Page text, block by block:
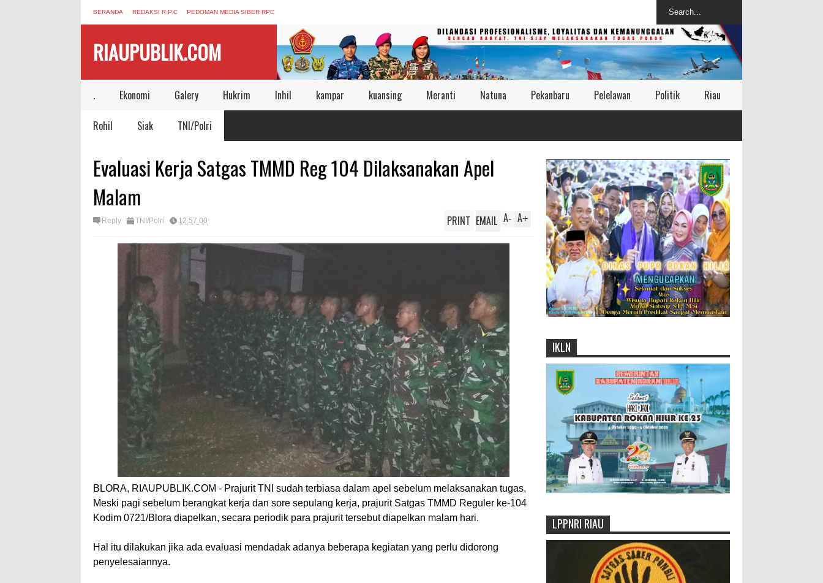
BERANDA REDAKSI R.P.C PEDOMAN MEDIA SIBER RPC
RIAUPUBLIK.COM
. Ekonomi Galery Hukrim Inhil kampar kuansing Meranti Natuna Pekanbaru Pelelawan Politik Riau
Rohil Siak TNI/Polri
Evaluasi Kerja Satgas TMMD Reg 104 Dilaksanakan Apel
Malam
Reply TNI/Polri 12.57.00 A+
A-
PRINT EMAIL
BLORA, RIAUPUBLIK.COM - Prajurit TNI sudah terbiasa dalam apel sebelum melaksanakan tugas,
Meski pagi sebelum berangkat kerja dan sore sepulang kerja, prajurit Satgas TMMD Reguler ke-104
Kodim 0721/Blora diapelkan, secara periodik para prajurit tersebut diapelkan malam hari.
Hal itu dilakukan jika ada evaluasi mendadak adanya beberapa kegiatan yang perlu didorong
penyelesaiannya.
IKLN
LPPNRI RIAU